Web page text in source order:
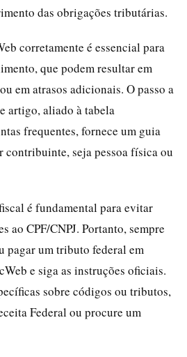
das obrigações tributárias.
corretamente é essencial para
que podem resultar em
em atrasos adicionais. O passo a
artigo, aliado à tabela
frequentes, fornece um guia
contribuinte, seja pessoa física ou
é fundamental para evitar
ao CPF/CNPJ. Portanto, sempre
pagar um tributo federal em
e siga as instruções oficiais.
sobre códigos ou tributos,
Federal ou procure um